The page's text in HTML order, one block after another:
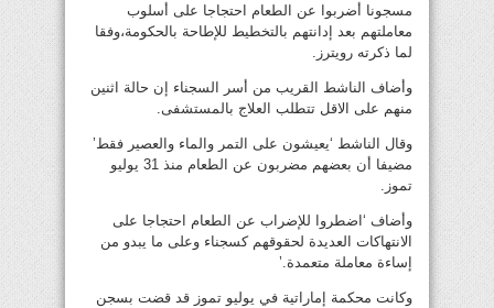
مسجونا أضربوا عن الطعام احتجاجا على أسلوب
معاملتهم بعد إدانتهم بالتخطيط للإطاحة بالحكومة،وفقا
لما ذكرته رويترز.
وأضاف الناشط القريب من أسر السجناء إن حالة اثنين
منهم على الاقل تتطلب العلاج بالمستشفى.
وقال الناشط ‘يعيشون على التمر والماء والعصير فقط’
مضيفا أن بعضهم مضربون عن الطعام منذ 31 يوليو
تموز.
وأضاف ‘اضطروا للإضراب عن الطعام احتجاجا على
الانتهاكات العديدة لحقوقهم كسجناء وعلى ما يبدو من
إساءة معاملة متعمدة.’
وكانت محكمة إماراتية في يوليو تموز قد قضت بسجن